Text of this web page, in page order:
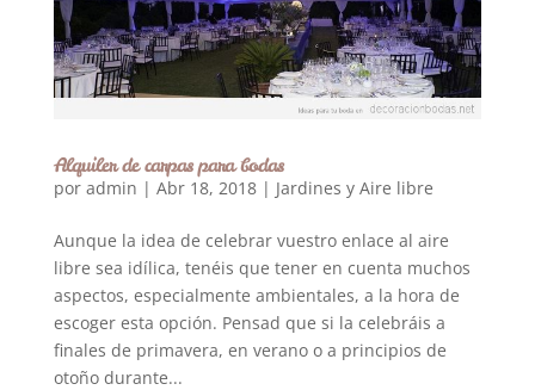
Alquiler de carpas para bodas
por admin | Abr 18, 2018| Jardines y Aire libre
Aunque la idea de celebrar vuestro enlace al aire
libre sea idílica, tenéis que tener en cuenta muchos
aspectos, especialmente ambientales, a la hora de
escoger esta opción. Pensad que si la celebráis a
finales de primavera, en verano o a principios de
otoño durante...